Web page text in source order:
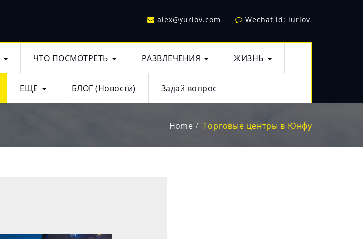
alex@yurlov.com Wechat id: iurlov
ЧТО ПОСМОТРЕТЬ РАЗВЛЕЧЕНИЯ ЖИЗНЬ
ЕЩЕ БЛОГ (Новости) Задай вопрос
Home Торговые центры в Юнфу